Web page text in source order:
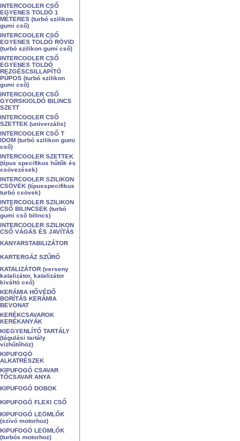
INTERCOOLER CSŐ
EGYENES TOLDÓ 1
MÉTERES (turbó szilikon
gumi cső)
INTERCOOLER CSŐ
EGYENES TOLDÓ RÖVID
(turbó szilikon gumi cső)
INTERCOOLER CSŐ
EGYENES TOLDÓ
REZGÉSCSILLAPÍTÓ
PÚPOS (turbó szilikon
gumi cső)
INTERCOOLER CSŐ
GYORSKIOLDÓ BILINCS
SZETT
INTERCOOLER CSŐ
SZETTEK (univerzális)
INTERCOOLER CSŐ T
IDOM (turbó szilikon gumi
cső)
INTERCOOLER SZETTEK
(típus specifikus hűtők és
csövezések)
INTERCOOLER SZILIKON
CSÖVEK (típusspecifikus
turbó csövek)
INTERCOOLER SZILIKON
CSŐ BILINCSEK (turbó
gumi cső bilincs)
INTERCOOLER SZILIKON
CSŐ VÁGÁS ÉS JAVÍTÁS
KANYARSTABILIZÁTOR
KARTERGÁZ SZŰRŐ
KATALIZÁTOR (verseny
katalizátor, katalizátor
kiváltó cső)
KERÁMIA HŐVÉDŐ
BORÍTÁS KERÁMIA
BEVONAT
KERÉKCSAVAROK
KERÉKANYÁK
KIEGYENLÍTŐ TARTÁLY
(tágulási tartály
vízhűtőhöz)
KIPUFOGÓ
ALKATRÉSZEK
KIPUFOGÓ CSAVAR
TŐCSAVAR ANYA
KIPUFOGÓ DOBOK
KIPUFOGÓ FLEXI CSŐ
KIPUFOGÓ LEÖMLŐK
(szívó motorhoz)
KIPUFOGÓ LEÖMLŐK
(turbós motorhoz)